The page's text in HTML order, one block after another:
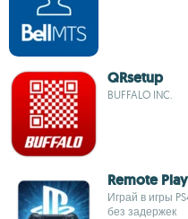
QRsetup
BUFFALO INC.
Remote
Играй в игры
без задержек